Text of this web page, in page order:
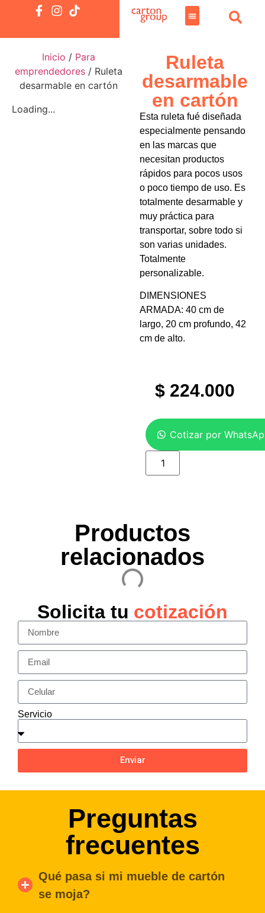
Inicio / Para
emprendedores/ Ruleta
desarmable en cartón
Loading...
Ruleta
desarmable
en cartón
Esta ruleta fué diseñada
especialmente pensando
en las marcas que
necesitan productos
rápidos para pocos usos
o poco tiempo de uso. Es
totalmente desarmable y
muy práctica para
transportar, sobre todo si
son varias unidades.
Totalmente
personalizable.
DIMENSIONES
ARMADA: 40 cm de
largo, 20 cm profundo, 42
cm de alto.
$ 224.000
Cotizar por
Productos
relacionados
Solicita tu cotización
Servicio
Enviar
Preguntas
frecuentes
Qué pasa si mi mueble de cartón
se moja?